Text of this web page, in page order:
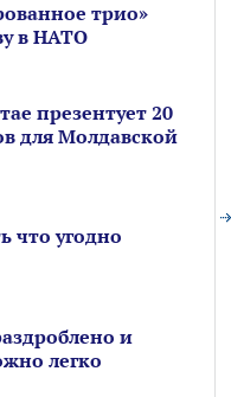
трио»
в НАТО
презентует 20
для Молдавской
что угодно
и
легко